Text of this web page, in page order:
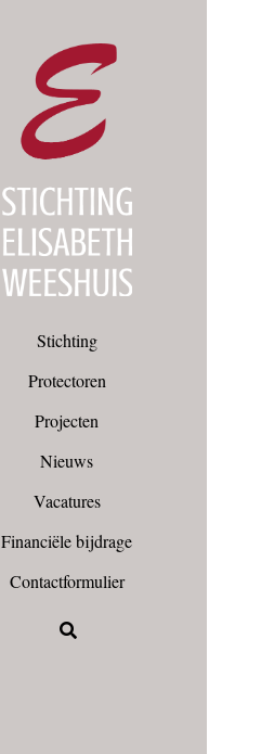
Stichting
Protectoren
Projecten
Nieuws
Vacatures
Financiële bijdrage
Contactformulier